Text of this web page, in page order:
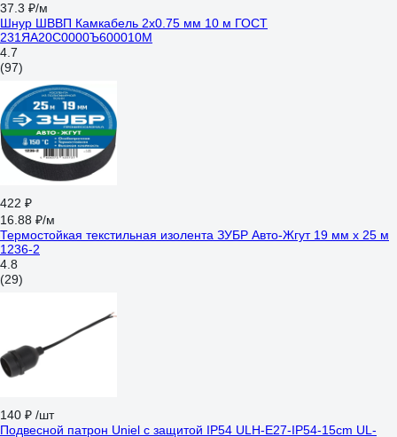
37.3 ₽/м
Шнур ШВВП Камкабель 2x0.75 мм 10 м ГОСТ
231ЯA20C0000Ъ600010М
4.7
(97)
422 ₽
16.88 ₽/м
Термостойкая текстильная изолента ЗУБР Авто-Жгут 19 мм х 25 м
1236-2
4.8
(29)
140 ₽ /шт
Подвесной патрон Uniel с защитой IP54 ULH-E27-IP54-15cm UL-